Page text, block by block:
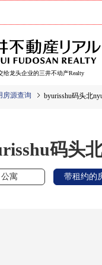
给龙头企业的三井不动产Realty
房源查询 byurisshu码头北
码头
公寓 带租约的